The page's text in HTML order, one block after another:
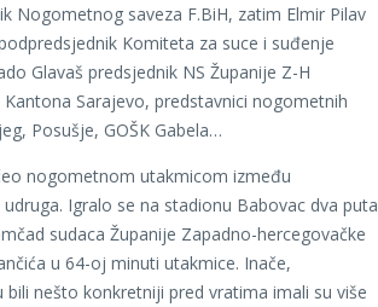
Nogometnog saveza F.BiH, zatim Elmir Pilav
Komiteta za suce i suđenje
Glavaš predsjednik NS Županije Z-H
Sarajevo, predstavnici nogometnih
Posušje, GOŠK Gabela…
nogometnom utakmicom između
Igralo se na stadionu Babovac dva puta
sudaca Županije Zapadno-hercegovačke
u 64-oj minuti utakmice. Inače,
bili nešto konkretniji pred vratima imali su više